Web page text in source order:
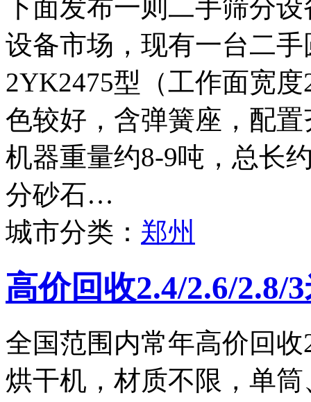
下面发布一则二手筛分
设备市场，现有一台二
2YK2475型（工作面宽
色较好，含弹簧座，配
机器重量约8-9吨，总长
分砂石…
城市分类： 郑州
高价回收2.4/2.6/2.8/
全国范围内常年高价回收
烘干机，材质不限，单